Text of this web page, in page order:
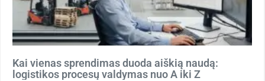
Kai vienas sprendimas duoda aiškią naudą:
logistikos procesų valdymas nuo A iki Z